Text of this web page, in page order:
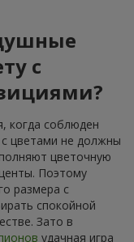
с
когда соблюден
цветами не должны
цветочную
Поэтому
размера с
спокойной
Зато в
удачная игра